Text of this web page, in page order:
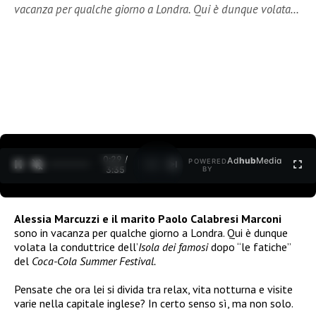
vacanza per qualche giorno a Londra. Qui è dunque volata…
0:30 /
3:35
POWERED
BY
AdhubMedia
Alessia Marcuzzi e il marito Paolo Calabresi Marconi
sono in vacanza per qualche giorno a Londra. Qui è dunque
volata la conduttrice dell’Isola dei famosidopo “le fatiche”
del Coca-Cola Summer Festival.
Pensate che ora lei si divida tra relax, vita notturna e visite
varie nella capitale inglese? In certo senso sì, ma non solo.